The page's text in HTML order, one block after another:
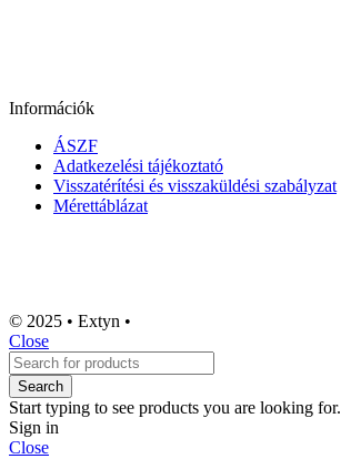
Információk
ÁSZF
Adatkezelési tájékoztató
Visszatérítési és visszaküldési szabályzat
Mérettáblázat
© 2025 • Extyn •
Close
Search
Start typing to see products you are looking for.
Sign in
Close